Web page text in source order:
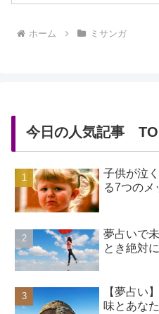
ホーム ミサンガ
今日の人気記事
子供が泣
る7つのメ
夢占いで
とき絶対
【夢占い
味とあな